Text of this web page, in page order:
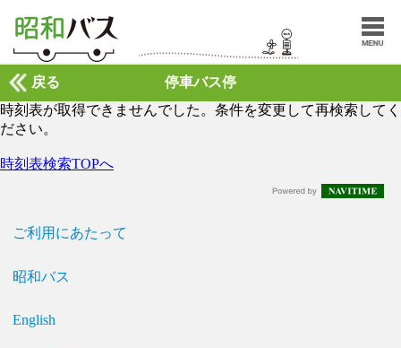
停車バス停
戻る
時刻表が取得できませんでした。条件を変更して再検索してく
ださい。
時刻表検索TOPへ
ご利用にあたって
昭和バス
English